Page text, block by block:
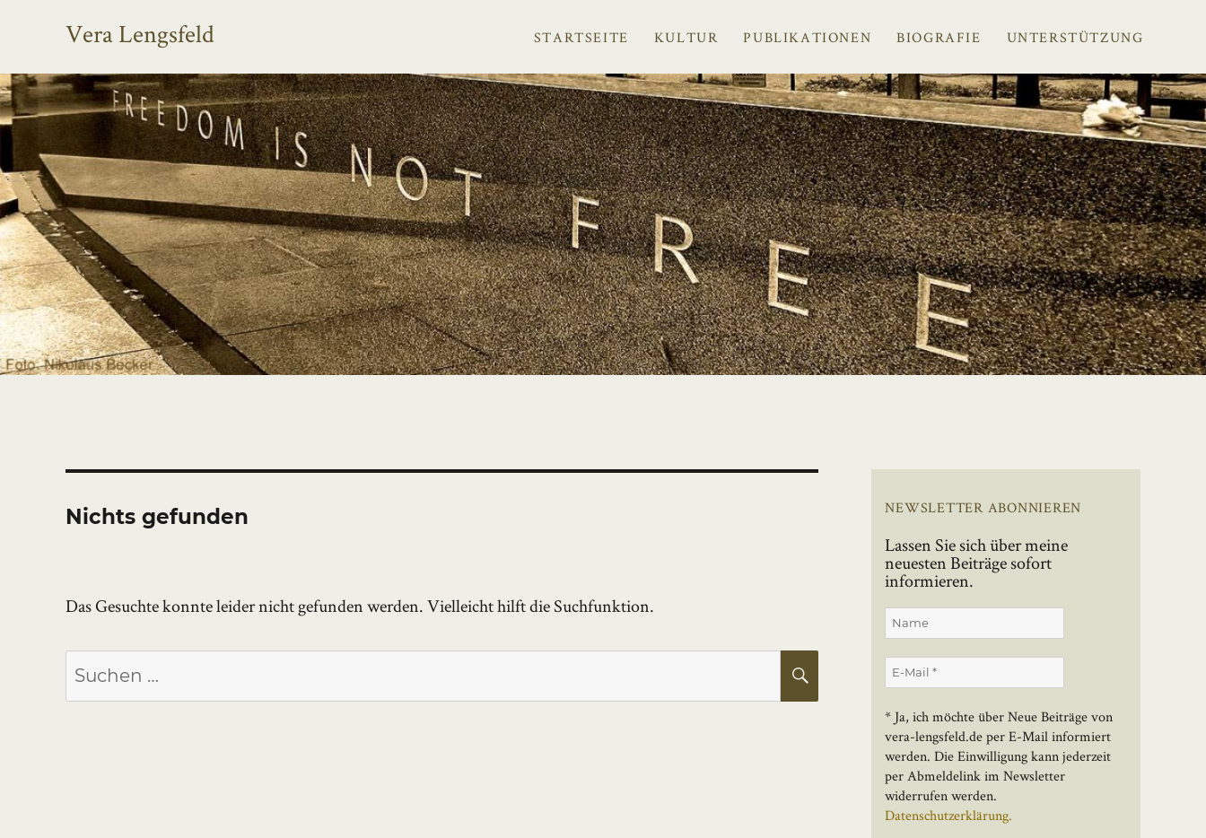
Vera Lengsfeld STARTSEITE KULTUR PUBLIKATIONEN BIOGRAFIE UNTERSTÜTZUNG
Nichts gefunden
Das Gesuchte konnte leider nicht gefunden werden. Vielleicht hilft die Suchfunktion.
Suchen
nach:
SUCHEN
NEWSLETTER ABONNIEREN
Lassen Sie sich über meine
neuesten Beiträge sofort
informieren.
* Ja, ich möchte über Neue Beiträge von
vera-lengsfeld.de per E-Mail informiert
werden. Die Einwilligung kann jederzeit
per Abmeldelink im Newsletter
widerrufen werden.
Datenschutzerklärung.